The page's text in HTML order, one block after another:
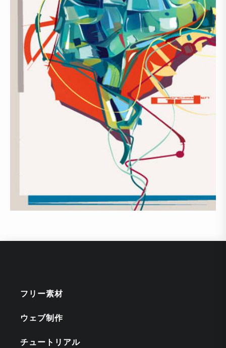
フリー素材
ウェブ制作
チュートリアル